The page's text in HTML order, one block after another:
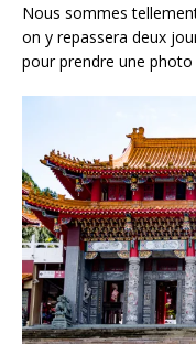
Nous sommes
on y repassera deux
pour prendre une